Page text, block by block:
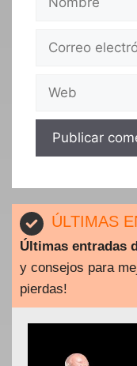
Correo
Web
ÚLTIMAS
Últimas entradas
y consejos para
pierdas!